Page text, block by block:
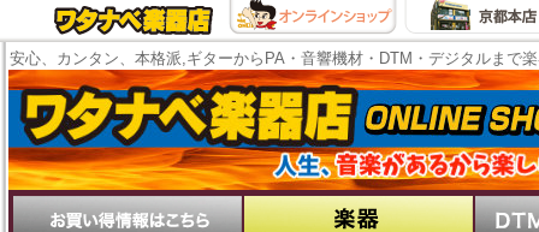
安心、カンタン、本格派,ギターからPA・音響機材・DTM・デジタルまで